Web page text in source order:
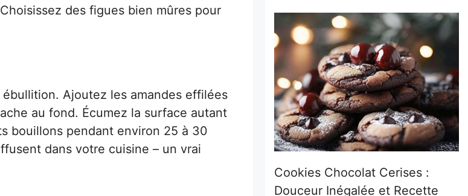
des figues bien mûres pour
Ajoutez les amandes effilées
au fond. Écumez la surface autant
bouillons pendant environ 25 à 30
dans votre cuisine – un vrai
Cookies Chocolat Cerises :
Douceur Inégalée et Recette